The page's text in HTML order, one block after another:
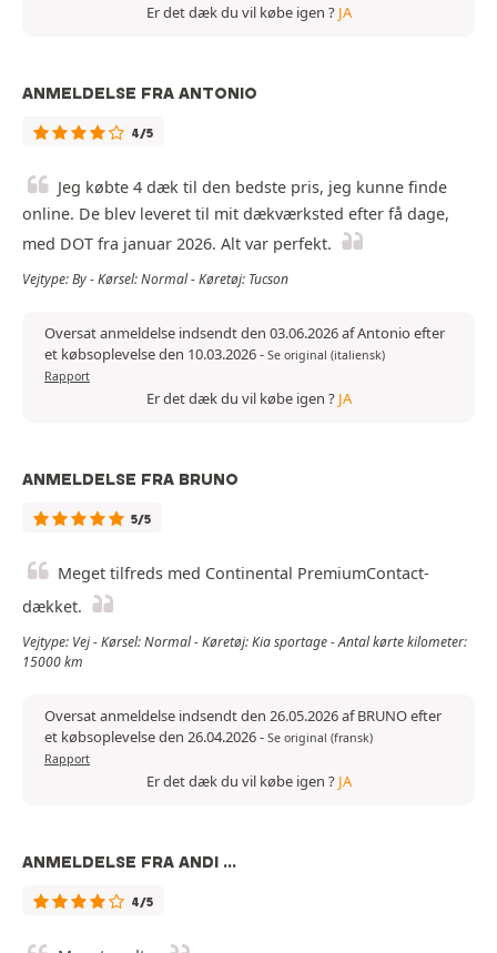
Er det dæk du vil købe igen ? JA
ANMELDELSE FRA ANTONIO
4/5
Jeg købte 4 dæk til den bedste pris, jeg kunne finde
online. De blev leveret til mit dækværksted efter få dage,
med DOT fra januar 2026. Alt var perfekt.
Vejtype: By - Kørsel: Normal - Køretøj: Tucson
Oversat anmeldelse indsendt den 03.06.2026 af Antonio efter
et købsoplevelse den 10.03.2026- Se original (italiensk)
Rapport
Er det dæk du vil købe igen ? JA
ANMELDELSE FRA BRUNO
5/5
Meget tilfreds med Continental PremiumContact-
dækket.
Vejtype: Vej - Kørsel: Normal - Køretøj: Kia sportage - Antal kørte kilometer:
15000 km
Oversat anmeldelse indsendt den 26.05.2026 af BRUNO efter
et købsoplevelse den 26.04.2026- Se original (fransk)
Rapport
Er det dæk du vil købe igen ? JA
ANMELDELSE FRA ANDI ...
4/5